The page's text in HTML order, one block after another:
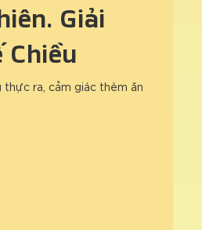
Giải
Chiều
ra, cảm giác thèm ăn